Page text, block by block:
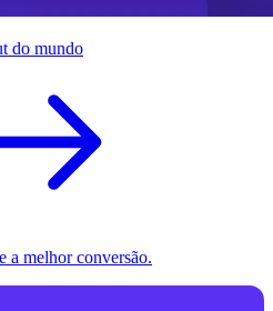
do mundo
a melhor conversão.